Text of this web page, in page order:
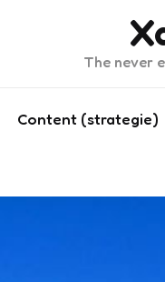
The never
Content (strategie)